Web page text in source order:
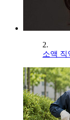
2.
소액 직